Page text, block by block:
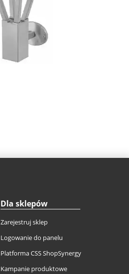
Dla sklepów
Zarejestruj sklep
Logowanie do panelu
Platforma CSS ShopSynergy
Kampanie produktowe